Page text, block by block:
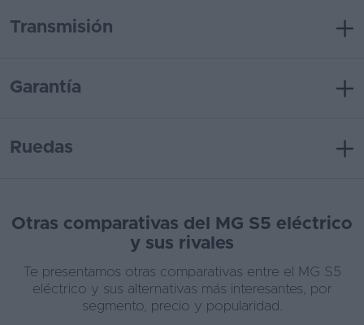
Transmisión
Garantía
Ruedas
Otras comparativas del MG S5 eléctrico
y sus rivales
Te presentamos otras comparativas entre el MG S5
eléctrico y sus alternativas más interesantes, por
segmento, precio y popularidad.